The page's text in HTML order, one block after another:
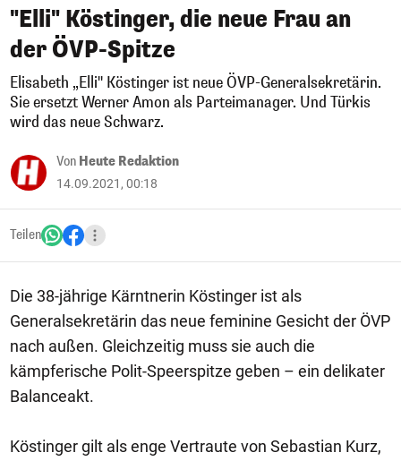
"Elli" Köstinger, die neue Frau an
der ÖVP-Spitze
Elisabeth „Elli" Köstinger ist neue ÖVP-Generalsekretärin.
Sie ersetzt Werner Amon als Parteimanager. Und Türkis
wird das neue Schwarz.
Von Heute Redaktion
14.09.2021, 00:18
Teilen
Die 38-jährige Kärntnerin Köstinger ist als
Generalsekretärin das neue feminine Gesicht der ÖVP
nach außen. Gleichzeitig muss sie auch die
kämpferische Polit-Speerspitze geben – ein delikater
Balanceakt.
Köstinger gilt als enge Vertraute von Sebastian Kurz,